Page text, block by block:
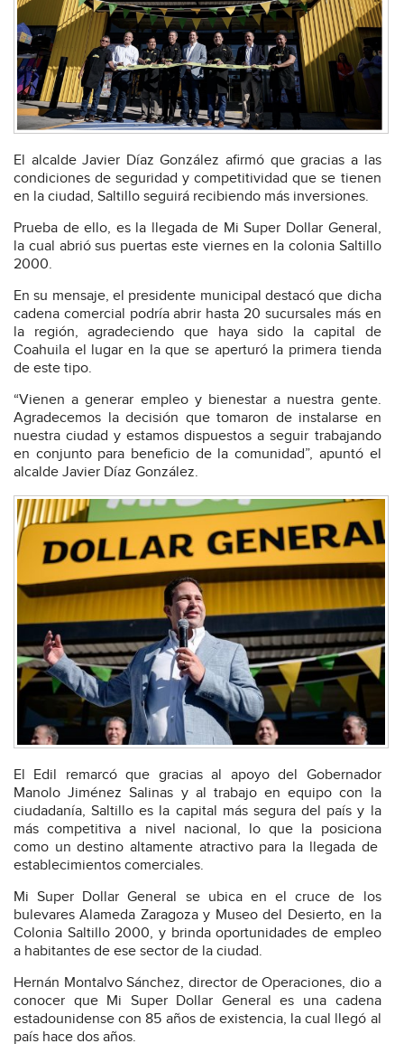
El alcalde Javier Díaz González afirmó que gracias a las
condiciones de seguridad y competitividad que se tienen
en la ciudad, Saltillo seguirá recibiendo más inversiones.
Prueba de ello, es la llegada de Mi Super Dollar General,
la cual abrió sus puertas este viernes en la colonia Saltillo
2000.
En su mensaje, el presidente municipal destacó que dicha
cadena comercial podría abrir hasta 20 sucursales más en
la región, agradeciendo que haya sido la capital de
Coahuila el lugar en la que se aperturó la primera tienda
de este tipo.
“Vienen a generar empleo y bienestar a nuestra gente.
Agradecemos la decisión que tomaron de instalarse en
nuestra ciudad y estamos dispuestos a seguir trabajando
en conjunto para beneficio de la comunidad”, apuntó el
alcalde Javier Díaz González.
El Edil remarcó que gracias al apoyo del Gobernador
Manolo Jiménez Salinas y al trabajo en equipo con la
ciudadanía, Saltillo es la capital más segura del país y la
más competitiva a nivel nacional, lo que la posiciona
como un destino altamente atractivo para la llegada de
establecimientos comerciales.
Mi Super Dollar General se ubica en el cruce de los
bulevares Alameda Zaragoza y Museo del Desierto, en la
Colonia Saltillo 2000, y brinda oportunidades de empleo
a habitantes de ese sector de la ciudad.
Hernán Montalvo Sánchez, director de Operaciones, dio a
conocer que Mi Super Dollar General es una cadena
estadounidense con 85 años de existencia, la cual llegó al
país hace dos años.